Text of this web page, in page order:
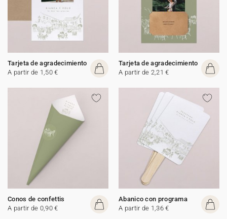
Tarjeta de agradecimiento
A partir de 1,50 €
Tarjeta de agradecimiento
A partir de 2,21 €
Conos de confettis
A partir de 0,90 €
Abanico con programa
A partir de 1,36 €